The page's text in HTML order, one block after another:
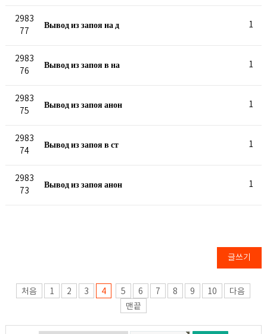
2983
77
Вывод из запоя на д 1
2983
76
Вывод из запоя в на 1
2983
75
Вывод из запоя анон 1
2983
74
Вывод из запоя в ст 1
2983
73
Вывод из запоя анон 1
글쓰기
처음 1 2 3 4 5 6 7 8 9 10
다음
맨끝